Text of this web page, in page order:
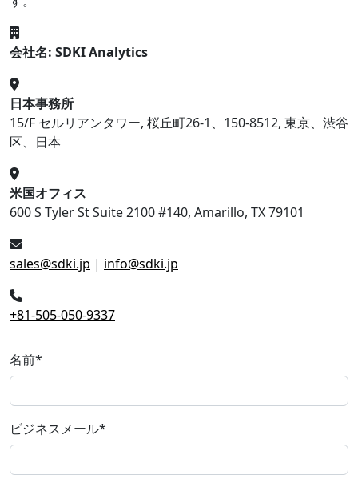
会社名: SDKI Analytics
日本事務所
15/F セルリアンタワー, 桜丘町26-1、150-8512, 東京、渋谷
区、日本
米国オフィス
600 S Tyler St Suite 2100 #140, Amarillo, TX 79101
sales@sdki.jp | info@sdki.jp
+81-505-050-9337
名前*
ビジネスメール*